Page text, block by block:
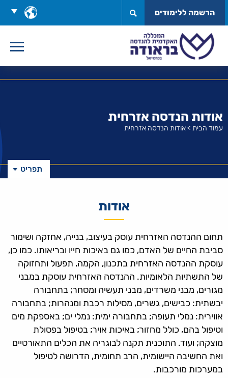
לתוכן
בחר
שפה
הרשמה ללימודים
אודות הנדסה אזרחית
עמוד הבית >אודות הנדסה אזרחית
תפריט
אודות
תחום ההנדסה האזרחית עוסק בעיצוב, בנייה, אחזקה ושימור
סביבת החיים של האדם, כמו גם באיכות חייו ובריאותו. כמו כן,
עוסקת ההנדסה האזרחית בתכנון, הקמה, תפעול ותחזוקה
של התשתיות הלאומיות. ההנדסה האזרחית עוסקת במבני
מגורים, מבני משרדים, מבני תעשיה ומסחר; בתחבורה
יבשתית: כבישים, גשרים, מסילות רכבת ומנהרות; בתחבורה
אווירית: נמלי תעופה; בתחבורה ימית: נמלי ים; באספקת מים
וטיפול בהם, כולל מחזור; באיכות אויר; בטיפול בפסולת
מוצקה; ועוד. התוכנית תקנה לבוגריה את הכלים התאורטיים
ואת החשיבה היישומית, הרב תחומית, הדרושה לטיפול
במערכות מורכבות.